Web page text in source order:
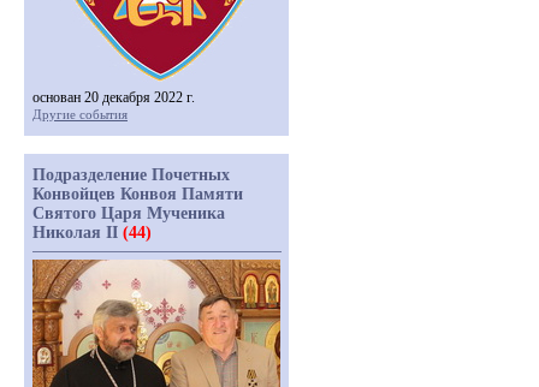
основан 20 декабря 2022 г.
Другие события
Подразделение Почетных
Конвойцев Конвоя Памяти
Святого Царя Мученика
Николая II (44)